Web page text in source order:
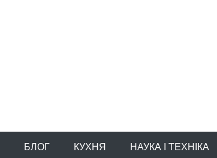
БЛОГ КУХНЯ НАУКА І ТЕХНІКА